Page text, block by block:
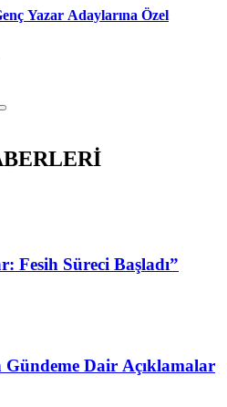
Yazar Adaylarına Özel
Fesih Süreci Başladı”
Gündeme Dair Açıklamalar